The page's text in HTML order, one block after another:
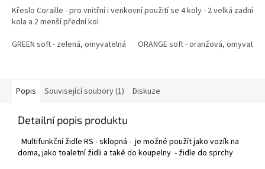
z
5
Křeslo Coraille - pro vnitřní i venkovní použití se 4 koly - 2 velká zadní
kola a 2 menší přední kol
GREEN soft - zelená, omyvatelná
ORANGE soft - oranžová,
Popis Související soubory (1) Diskuze
Detailní popis produktu
Multifunkční židle RS - sklopná - je možné použít jako vozík na
doma, jako toaletní židli a také do koupelny - židle do sprchy